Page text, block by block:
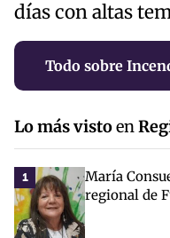
días con altas
Todo sobre
Lo más vistoen
1
María
regional de